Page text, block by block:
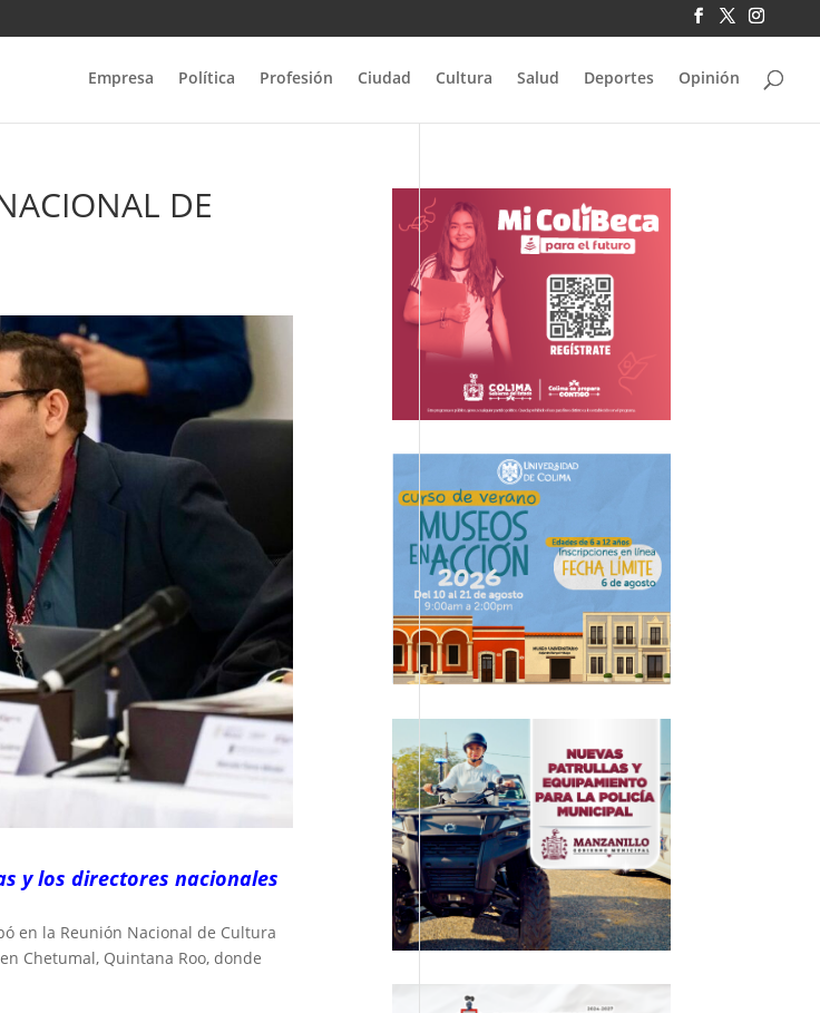
Empresa Política Profesión Ciudad Cultura Salud Deportes Opinión
DE
y los directores nacionales
en la Reunión Nacional de Cultura
Chetumal, Quintana Roo, donde